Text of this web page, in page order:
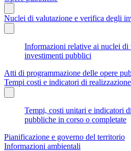
Nuclei di valutazione e verifica degli
Informazioni relative ai nuclei di
investimenti pubblici
Atti di programmazione delle opere
Tempi costi e indicatori di
Tempi, costi unitari e indicatori
pubbliche in corso o completate
Pianificazione e governo del territorio
Informazioni ambientali